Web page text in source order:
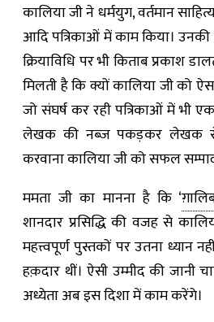
कालिया जी ने धर्मयुग, वर्तमान
आदि पत्रिकाओं में काम किया।
क्रियाविधि पर भी किताब प्रकाश
मिलती है कि क्यों कालिया जी को
जो संघर्ष कर रही पत्रिकाओं में भी
लेखक की नब्ज़ पकड़कर लेखक से
करवाना कालिया जी को सफल
ममता जी का मानना है कि ‘
शानदार प्रसिद्धि की वजह से
महत्त्वपूर्ण पुस्तकों पर उतना ध्यान
हक़दार थीं। ऐसी उम्मीद की जानी
अध्येता अब इस दिशा में काम करेंगे।